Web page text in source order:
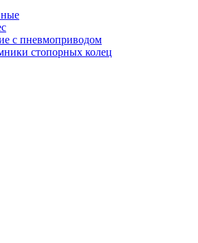
с пневмоприводом
стопорных колец